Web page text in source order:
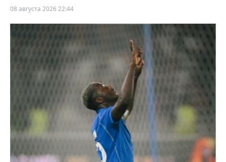
08 августа 2026 22:44